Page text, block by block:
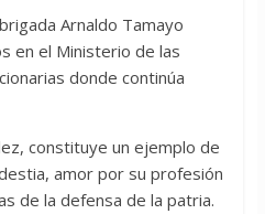
Arnaldo Tamayo
en el Ministerio de las
donde continúa
constituye un ejemplo de
amor por su profesión
de la defensa de la patria.